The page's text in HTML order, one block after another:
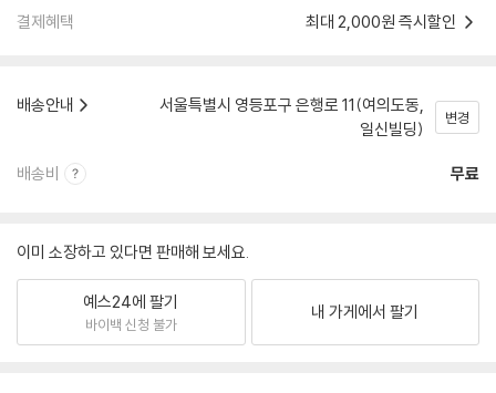
결제혜택 최대 2,000원 즉시할인
배송안내
서울특별시 영등포구 은행로 11(여의도동,
일신빌딩)
변경
배송비 무료
이미 소장하고 있다면 판매해 보세요.
예스24에 팔기
바이백 신청 불가
내 가게에서 팔기